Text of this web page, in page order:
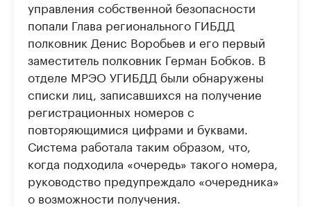
управления собственной безопасности
попали Глава регионального ГИБДД
полковник Денис Воробьев и его первый
заместитель полковник Герман Бобков. В
отделе МРЭО УГИБДД были обнаружены
списки лиц, записавшихся на получение
регистрационных номеров с
повторяющимися цифрами и буквами.
Система работала таким образом, что,
когда подходила «очередь» такого номера,
руководство предупреждало «очередника»
о возможности получения.